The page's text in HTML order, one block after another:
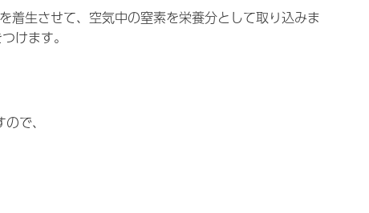
生させて、空気中の窒素を栄養分として取り込みま
けます。
で、